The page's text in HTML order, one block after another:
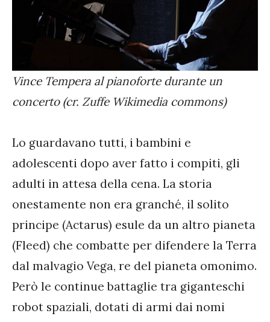
Vince Tempera al pianoforte durante un
concerto (cr. Zuffe Wikimedia commons)
Lo guardavano tutti, i bambini e
adolescenti dopo aver fatto i compiti, gli
adulti in attesa della cena. La storia
onestamente non era granché, il solito
principe (Actarus) esule da un altro pianeta
(Fleed) che combatte per difendere la Terra
dal malvagio Vega, re del pianeta omonimo.
Però le continue battaglie tra giganteschi
robot spaziali, dotati di armi dai nomi